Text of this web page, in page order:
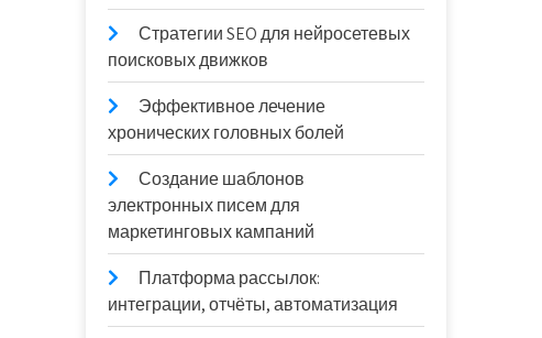
Стратегии SEO для нейросетевых
поисковых движков
Эффективное лечение
хронических головных болей
Создание шаблонов
электронных писем для
маркетинговых кампаний
Платформа рассылок:
интеграции, отчёты, автоматизация